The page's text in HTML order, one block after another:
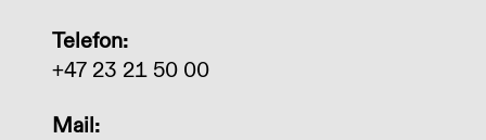
Telefon:
+47 23 21 50 00
Mail: